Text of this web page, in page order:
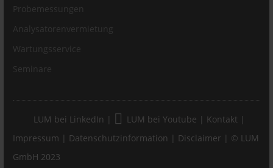
Probemessungen
Analysatorenvermietung
Wartungsservice
Seminare
LUM bei LinkedIn | LUM bei Youtube | Kontakt |
Impressum | Datenschutzinformation | Disclaimer | © LUM
GmbH 2023